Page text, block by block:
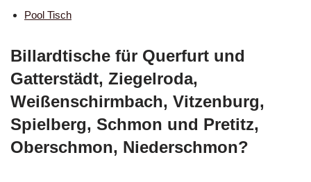
Pool Tisch
Billardtische für Querfurt und
Gatterstädt, Ziegelroda,
Weißenschirmbach, Vitzenburg,
Spielberg, Schmon und Pretitz,
Oberschmon, Niederschmon?